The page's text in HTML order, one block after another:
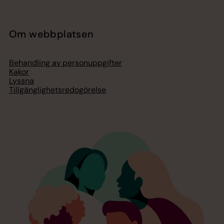
Om webbplatsen
Behandling av personuppgifter
Kakor
Lyssna
Tillgänglighetsredogörelse